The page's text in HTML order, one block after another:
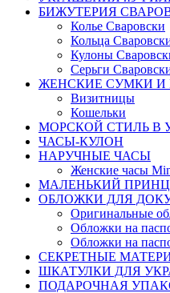
БИЖУТЕРИЯ
Колье Сваровски
Кольца
Кулоны
Серьги
ЖЕНСКИЕ СУМКИ И
Визитницы
Кошельки
МОРСКОЙ СТИЛЬ В
ЧАСЫ-КУЛОН
НАРУЧНЫЕ ЧАСЫ
Женские часы
МАЛЕНЬКИЙ ПРИНЦ
ОБЛОЖКИ ДЛЯ
Оригинальные
Обложки на
Обложки на
СЕКРЕТНЫЕ
ШКАТУЛКИ ДЛЯ
ПОДАРОЧНАЯ